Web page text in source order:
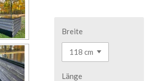
Breite
Länge